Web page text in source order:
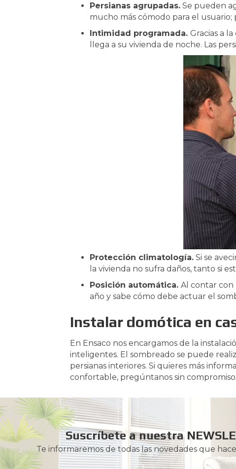
Persianas agrupadas. Se pueden
mucho más cómodo para el
Intimidad programada. Gracias a la
llega a su vivienda de noche. Las
Protección climatología. Si se
la vivienda no sufra daños, tanto si
Posición automática. Al contar con
año y sabe cómo debe actuar el
Instalar domótica en
En Ensaco nos encargamos de la
inteligentes. El sombreado se puede
persianas interiores. Si quieres más
confortable, pregúntanos sin compromiso.
Suscríbete a nuestra
Te informaremos de todas las novedades que